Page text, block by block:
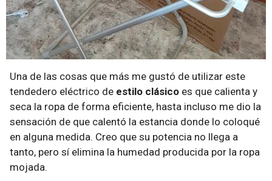
Una de las cosas que más me gustó de utilizar este
tendedero eléctrico de estilo clásico es que calienta y
seca la ropa de forma eficiente, hasta incluso me dio la
sensación de que calentó la estancia donde lo coloqué
en alguna medida. Creo que su potencia no llega a
tanto, pero sí elimina la humedad producida por la ropa
mojada.